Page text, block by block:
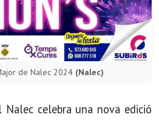
de Nalec 2024 (Nalec)
celebra una nova edició